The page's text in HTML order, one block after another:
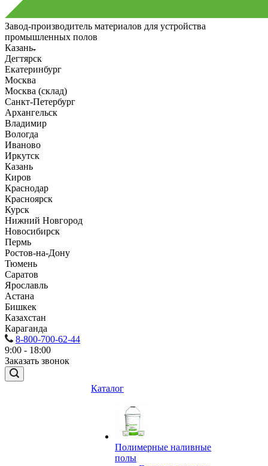
Завод-производитель материалов для устройства
промышленных полов
Казань
Дегтярск
Екатеринбург
Москва
Москва (склад)
Санкт-Петербург
Архангельск
Владимир
Вологда
Иваново
Иркутск
Казань
Киров
Краснодар
Красноярск
Курск
Нижний Новгород
Новосибирск
Пермь
Ростов-на-Дону
Тюмень
Саратов
Ярославль
Астана
Бишкек
Казахстан
Караганда
8-800-700-62-44
9:00 - 18:00
Заказать звонок
Каталог
Полимерные наливные
полы